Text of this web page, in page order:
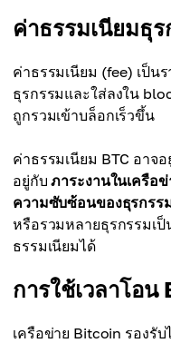
ค่าธรรมเนียมธุ
ค่าธรรมเนียม (fee) เป็น
ธุรกรรมและใส่ลงใน
ถูกรวมเข้าบล็อกเร็วขึ้น
ค่าธรรมเนียม BTC อาจ
อยู่กับภาระงานในเครือ
ความซับซ้อนของธุรกรร
หรือรวมหลายธุรกรรมเป็
ธรรมเนียมได้
การใช้เวลาโอน
เครือข่าย Bitcoin รองรั